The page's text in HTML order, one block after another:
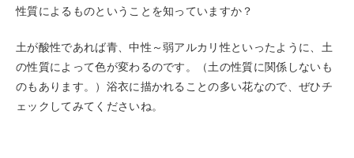
性質によるものということを知っていますか？
土が酸性であれば青、中性～弱アルカリ性といったように、土
の性質によって色が変わるのです。（土の性質に関係しないも
のもあります。）浴衣に描かれることの多い花なので、ぜひチ
ェックしてみてくださいね。